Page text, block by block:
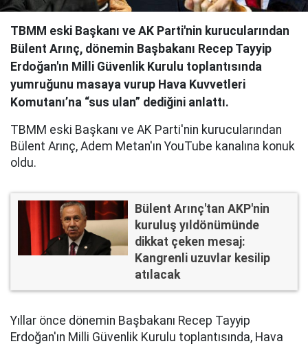
TBMM eski Başkanı ve AK Parti'nin kurucularından
Bülent Arınç, dönemin Başbakanı Recep Tayyip
Erdoğan'ın Milli Güvenlik Kurulu toplantısında
yumruğunu masaya vurup Hava Kuvvetleri
Komutanı’na “sus ulan” dediğini anlattı.
TBMM eski Başkanı ve AK Parti'nin kurucularından
Bülent Arınç, Adem Metan'ın YouTube kanalına konuk
oldu.
Bülent Arınç'tan AKP'nin
kuruluş yıldönümünde
dikkat çeken mesaj:
Kangrenli uzuvlar kesilip
atılacak
Yıllar önce dönemin Başbakanı Recep Tayyip
Erdoğan'ın Milli Güvenlik Kurulu toplantısında, Hava